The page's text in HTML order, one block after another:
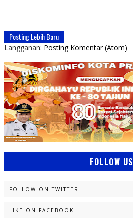
Posting Lebih Baru
Langganan: Posting Komentar (Atom)
FOLLOW US
FOLLOW ON TWITTER
LIKE ON FACEBOOK